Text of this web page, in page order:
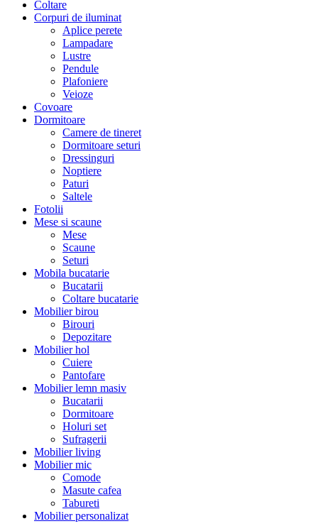
Coltare
Corpuri de iluminat
Aplice perete
Lampadare
Lustre
Pendule
Plafoniere
Veioze
Covoare
Dormitoare
Camere de tineret
Dormitoare seturi
Dressinguri
Noptiere
Paturi
Saltele
Fotolii
Mese si scaune
Mese
Scaune
Seturi
Mobila bucatarie
Bucatarii
Coltare bucatarie
Mobilier birou
Birouri
Depozitare
Mobilier hol
Cuiere
Pantofare
Mobilier lemn masiv
Bucatarii
Dormitoare
Holuri set
Sufragerii
Mobilier living
Mobilier mic
Comode
Masute cafea
Tabureti
Mobilier personalizat